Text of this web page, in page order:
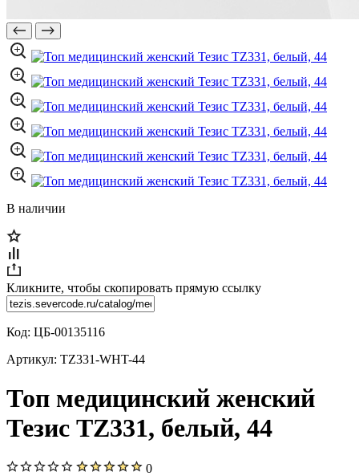
В наличии
Кликните, чтобы скопировать прямую ссылку
Код: ЦБ-00135116
Артикул: TZ331-WHT-44
Топ медицинский женский
Тезис TZ331, белый, 44
0